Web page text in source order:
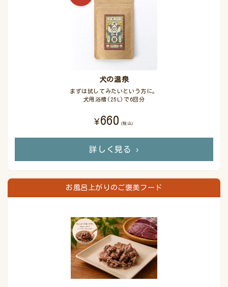
犬の温泉
まずは試してみたいという方に。
犬用浴槽(25L)で6回分
¥660 (税込)
詳しく見る ›
お風呂上がりのご褒美フード